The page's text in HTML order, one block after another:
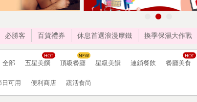
必勝客 百貨禮券 休息首選浪漫摩鐵 換季保濕大作戰
全部 五星美饌 頂級餐廳 星級美饌 連鎖餐飲 餐廳美食
可用 便利商店 蔬活食尚